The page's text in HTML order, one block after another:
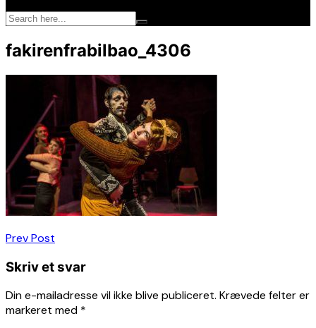
fakirenfrabilbao_4306
Indlægsnavigation
Prev Post
Skriv et svar
Din e-mailadresse vil ikke blive publiceret. Krævede felter er
markeret med *